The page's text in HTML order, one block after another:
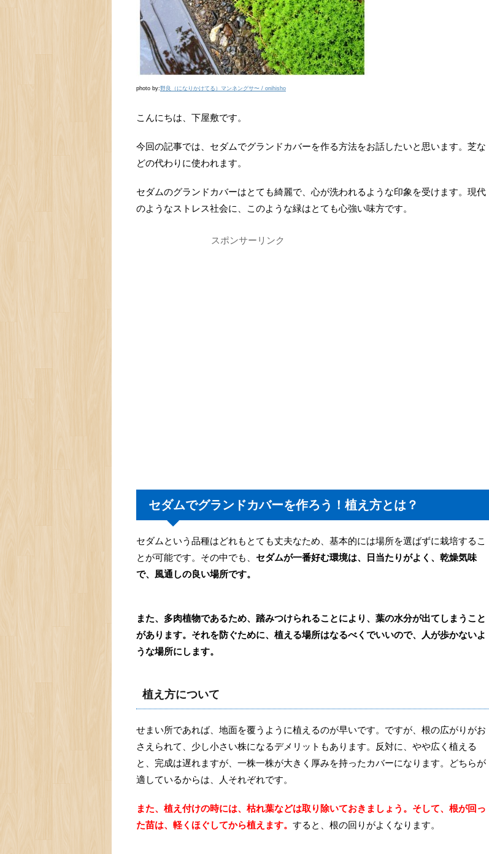
photo by:野良（になりかけてる）マンネングサ〜 / onihisho
こんにちは、下屋敷です。
今回の記事では、セダムでグランドカバーを作る方法をお話したいと思います。芝な
どの代わりに使われます。
セダムのグランドカバーはとても綺麗で、心が洗われるような印象を受けます。現代
のようなストレス社会に、このような緑はとても心強い味方です。
スポンサーリンク
セダムでグランドカバーを作ろう！植え方とは？
セダムという品種はどれもとても丈夫なため、基本的には場所を選ばずに栽培するこ
とが可能です。その中でも、 セダムが一番好む環境は、日当たりがよく、乾燥気味
で、風通しの良い場所です。
また、多肉植物であるため、踏みつけられることにより、葉の水分が出てしまうこと
があります。それを防ぐために、植える場所はなるべくでいいので、人が歩かないよ
うな場所にします。
植え方について
せまい所であれば、地面を覆うように植えるのが早いです。ですが、根の広がりがお
さえられて、少し小さい株になるデメリットもあります。反対に、やや広く植える
と、完成は遅れますが、一株一株が大きく厚みを持ったカバーになります。どちらが
適しているからは、人それぞれです。
また、植え付けの時には、枯れ葉などは取り除いておきましょう。そして、根が回っ
た苗は、軽くほぐしてから植えます。 すると、根の回りがよくなります。